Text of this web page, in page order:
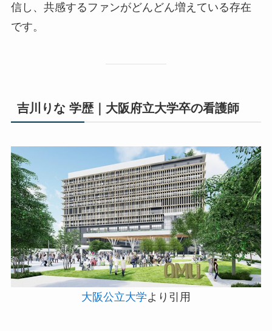
信し、共感するファンがどんどん増えている存在
です。
吉川りな 学歴｜大阪府立大学卒の看護師
大阪公立大学より引用